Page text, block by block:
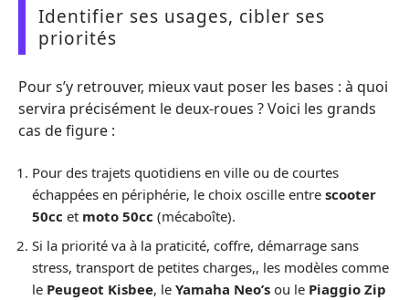
Identifier ses usages, cibler ses
priorités
Pour s’y retrouver, mieux vaut poser les bases : à quoi
servira précisément le deux-roues ? Voici les grands
cas de figure :
Pour des trajets quotidiens en ville ou de courtes
échappées en périphérie, le choix oscille entre scooter
50cc et moto 50cc (mécaboîte).
Si la priorité va à la praticité, coffre, démarrage sans
stress, transport de petites charges,, les modèles comme
le Peugeot Kisbee, le Yamaha Neo’s ou le Piaggio Zip